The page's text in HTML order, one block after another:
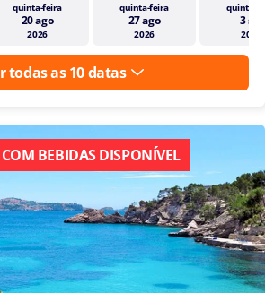
quinta-feira
20 ago
2026
quinta-feira
27 ago
2026
quinta-
3 set
2026
todas as 10 datas
BEBIDAS DISPONÍVEL